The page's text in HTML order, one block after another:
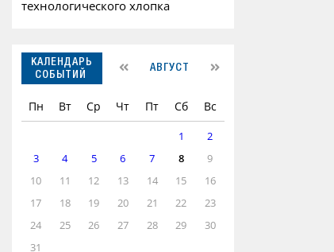
технологического хлопка
КАЛЕНДАРЬ
СОБЫТИЙ
АВГУСТ
Пн Вт Ср Чт Пт Сб Вс
1
2
3
4 5 6 7 8
9
10
11 12 13 14 15
16
17
18 19 20 21 22
23
24
25 26 27 28 29
30
31